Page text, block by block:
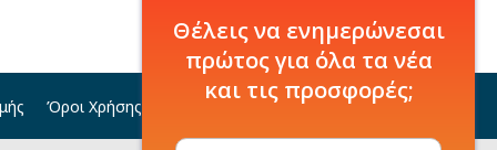
Όροι Χρήσης Ψηφιακά Εκπτωτικά Κουπόνια
Θέλεις να ενημερώνεσαι
πρώτος για όλα τα νέα
και τις προσφορές;